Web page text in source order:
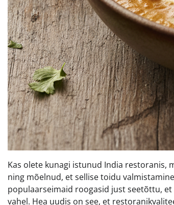
Kas olete kunagi istunud India restoranis,
ning mõelnud, et sellise toidu
populaarseimaid roogasid just seetõttu,
vahel. Hea uudis on see, et